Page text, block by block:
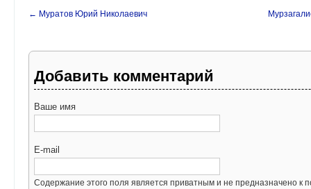
← Муратов Юрий Николаевич
Добавить комментарий
Ваше имя
E-mail
Содержание этого поля является приватным и не предназначено к